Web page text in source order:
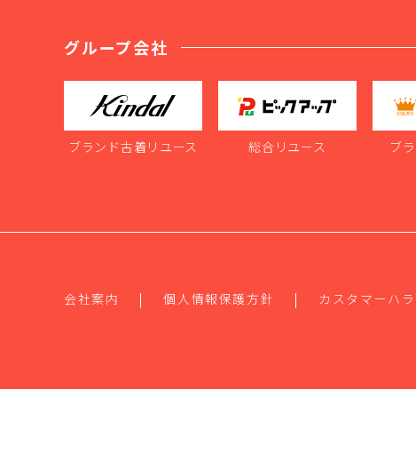
グループ会社
ブランド古着リユース 総合リユース
ブ
会社案内 個人情報保護方針 カスタマーハ